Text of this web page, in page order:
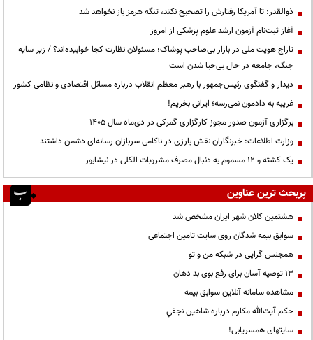
ذوالقدر: تا آمریکا رفتارش را تصحیح نکند، تنگه هرمز باز نخواهد شد
آغاز ثبت‌نام آزمون ارشد علوم پزشکی از امروز
تاراج هویت ملی در بازار بی‌صاحب پوشاک؛ مسئولان نظارت کجا خوابیده‌اند؟ / زیر سایه
جنگ، جامعه در حال بی‌حیا شدن است
دیدار و گفتگوی رئیس‌جمهور با رهبر معظم انقلاب درباره مسائل اقتصادی و نظامی کشور
غریبه به دادمون نمی‌رسه؛ ایرانی بخریم!
برگزاری آزمون صدور مجوز کارگزاری گمرکی در دی‌ماه سال ۱۴۰۵
وزارت اطلاعات: خبرنگاران نقش بارزی در ناکامی سربازان رسانه‌ای دشمن داشتند
یک کشته و ۱۲ مسموم به دنبال مصرف مشروبات الکلی در نیشابور
پربحث ترین عناوین
هشتمین کلان شهر ایران مشخص شد
سوابق بیمه شدگان روی سایت تامین اجتماعی
همجنس گرایی در شبکه من و تو
13 توصیه آسان برای رفع بوی بد دهان
مشاهده سامانه آنلاين سوابق بیمه
حكم آيت‌الله مكارم درباره شاهين نجفي
سایتهای همسریابی!